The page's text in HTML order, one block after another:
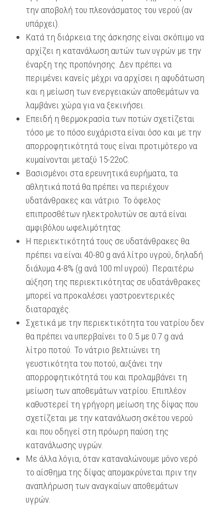
την αποβολή του πλεονάσματος του νερού (αν
υπάρχει).
Κατά τη διάρκεια της άσκησης είναι σκόπιμο να
αρχίζει η κατανάλωση αυτών των υγρών με την
έναρξη της προπόνησης. Δεν πρέπει να
περιμένει κανείς μέχρι να αρχίσει η αφυδάτωση
και η μείωση των ενεργειακών αποθεμάτων να
λαμβάνει χώρα για να ξεκινήσει.
Επειδή η θερμοκρασία των ποτών σχετίζεται
τόσο με το πόσο ευχάριστα είναι όσο και με την
απορροφητικότητά τους είναι προτιμότερο να
κυμαίνονται μεταξύ 15-22oC.
Βασισμένοι στα ερευνητικά ευρήματα, τα
αθλητικά ποτά θα πρέπει να περιέχουν
υδατάνθρακες και νάτριο. Το όφελος
επιπροσθέτων ηλεκτρολυτών σε αυτά είναι
αμφιβόλου ωφελιμότητας.
Η περιεκτικότητά τους σε υδατάνθρακες θα
πρέπει να είναι 40-80 g ανά λίτρο υγρού, δηλαδή
διάλυμα 4-8% (g ανά 100 ml υγρού). Περαιτέρω
αύξηση της περιεκτικότητας σε υδατάνθρακες
μπορεί να προκαλέσει γαστροεντερικές
διαταραχές.
Σχετικά με την περιεκτικότητα του νατρίου δεν
θα πρέπει να υπερβαίνει το 0.5 με 0.7 g ανά
λίτρο ποτού. Το νάτριο βελτιώνει τη
γευστικότητα του ποτού, αυξάνει την
απορροφητικότητά του και προλαμβάνει τη
μείωση των αποθεμάτων νατρίου. Επιπλέον
καθυστερεί τη γρήγορη μείωση της δίψας που
σχετίζεται με την κατανάλωση σκέτου νερού
και που οδηγεί στη πρόωρη παύση της
κατανάλωσης υγρών.
Με άλλα λόγια, όταν καταναλώνουμε μόνο νερό
το αίσθημα της δίψας απομακρύνεται πριν την
αναπλήρωση των αναγκαίων αποθεμάτων
υγρών.